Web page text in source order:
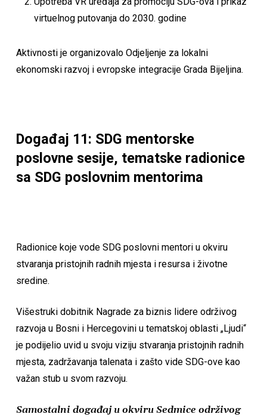
virtuelnog putovanja do 2030. godine
Aktivnosti je organizovalo Odjeljenje za lokalni
ekonomski razvoj i evropske integracije Grada Bijeljina.
Događaj 11: SDG mentorske
poslovne sesije, tematske radionice
sa SDG poslovnim mentorima
Radionice koje vode SDG poslovni mentori u okviru
stvaranja pristojnih radnih mjesta i resursa i životne
sredine.
Višestruki dobitnik Nagrade za biznis lidere održivog
razvoja u Bosni i Hercegovini u tematskoj oblasti „Ljudi“
je podijelio uvid u svoju viziju stvaranja pristojnih radnih
mjesta, zadržavanja talenata i zašto vide SDG-ove kao
važan stub u svom razvoju.
Samostalni događaj u okviru Sedmice održivog